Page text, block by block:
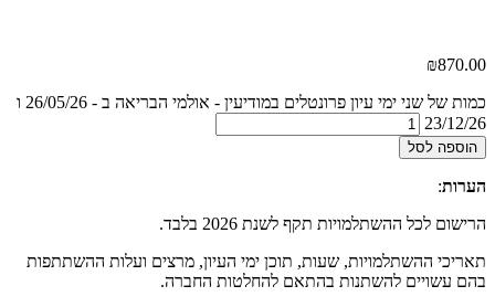
₪870.00
כמות של שני ימי עיון פרונטלים במודיעין - אולמי הבריאה ב - 26/05/26 ו
23/12/26
הוספה לסל
הערות:
הרישום לכל ההשתלמויות תקף לשנת 2026 בלבד.
תאריכי ההשתלמויות, שעות, תוכן ימי העיון, מרצים ועלות ההשתתפות
בהם עשויים להשתנות בהתאם להחלטות החברה.